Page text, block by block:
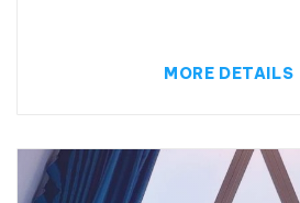
MORE DETAILS